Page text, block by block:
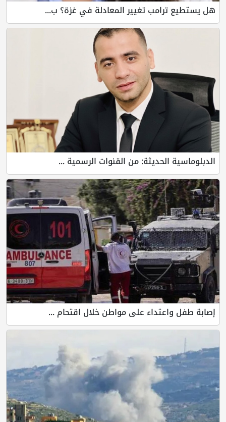
هل يستطيع ترامب تغيير المعادلة في غزة؟ ب...
الدبلوماسية الحديثة: من القنوات الرسمية ...
إصابة طفل واعتداء على مواطن خلال اقتحام ...